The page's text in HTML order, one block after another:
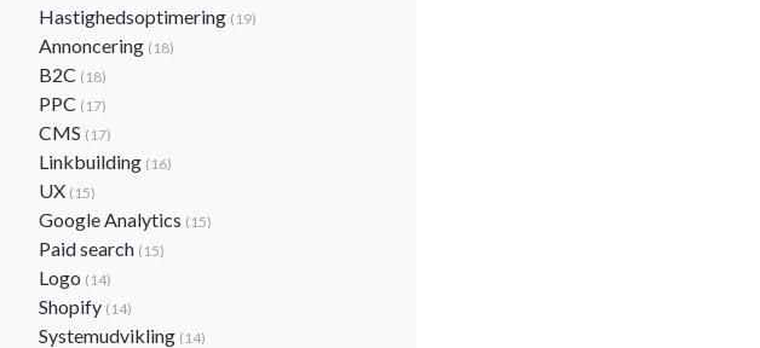
Hastighedsoptimering (19)
Annoncering (18)
B2C (18)
PPC (17)
CMS (17)
Linkbuilding (16)
UX (15)
Google Analytics (15)
Paid search (15)
Logo (14)
Shopify (14)
Systemudvikling (14)